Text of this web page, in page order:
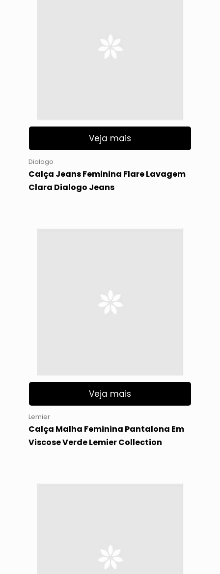
Veja mais
Dialogo
Calça Jeans Feminina Flare Lavagem
Clara Dialogo Jeans
Veja mais
Lemier
Calça Malha Feminina Pantalona Em
Viscose Verde Lemier Collection